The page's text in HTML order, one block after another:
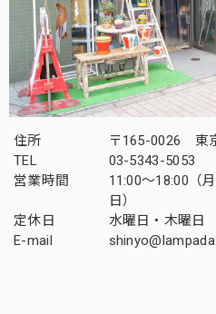
住所
〒165-0026 東
TEL
03-5343-5053
営業時間
11:00～18:00（
日）
定休日
水曜日・木曜日
E-mail